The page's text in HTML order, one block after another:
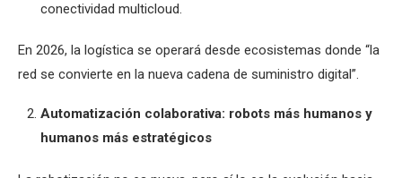
conectividad multicloud.
En 2026, la logística se operará desde ecosistemas donde “la
red se convierte en la nueva cadena de suministro digital”.
Automatización colaborativa: robots más humanos y
humanos más estratégicos